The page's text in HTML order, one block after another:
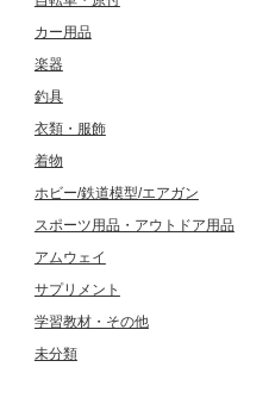
カー用品
楽器
釣具
衣類・服飾
着物
ホビー/鉄道模型/エアガン
スポーツ用品・アウトドア用品
アムウェイ
サプリメント
学習教材・その他
未分類